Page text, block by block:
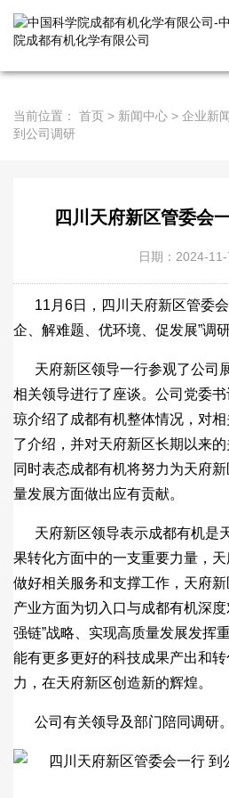
当前位置： 首页 > 新闻中心 > 企业新
到公司调研
四川天府新区管委会
日期：2024-11-
11月6日，四川天府新区管委
企、解难题、优环境、促发展”调
天府新区领导一行参观了公司
相关领导进行了座谈。公司党委
琼介绍了成都有机整体情况，对
了介绍，并对天府新区长期以来
同时表态成都有机将努力为天府
量发展方面做出应有贡献。
天府新区领导表示成都有机是
果转化方面中的一支重要力量，
做好相关服务和支撑工作，天府
产业方面为切入口与成都有机深
强链”战略、实现高质量发展发挥
能有更多更好的科技成果产出和
力，在天府新区创造新的辉煌。
公司有关领导及部门陪同调研。